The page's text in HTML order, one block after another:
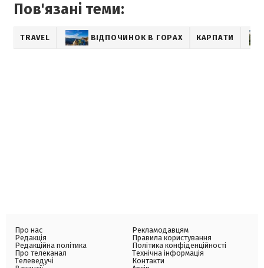
Пов'язані теми:
TRAVEL ВІДПОЧИНОК В ГОРАХ КАРПАТИ
Про нас
Редакція
Редакційна політика
Про телеканал
Телеведучі
Рекламодавцям
Правила користування
Політика конфіденційності
Технічна інформація
Контакти